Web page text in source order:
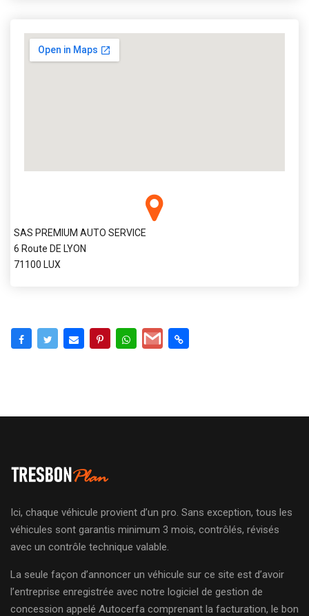
SAS PREMIUM AUTO SERVICE
6 Route DE LYON
71100 LUX
Ici, chaque véhicule provient d’un pro. Sans exception, tous les
véhicules sont garantis minimum 3 mois, contrôlés, révisés
avec un contrôle technique valable.
La seule façon d’annoncer un véhicule sur ce site est d’avoir
l’entreprise enregistrée avec notre logiciel de gestion de
concession appelé Autocerfa comprenant la facturation, le bon